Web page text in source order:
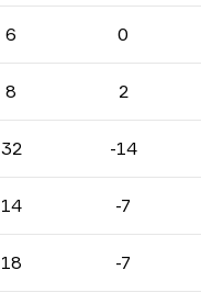
6 0
8 2
32 -14
14 -7
18 -7